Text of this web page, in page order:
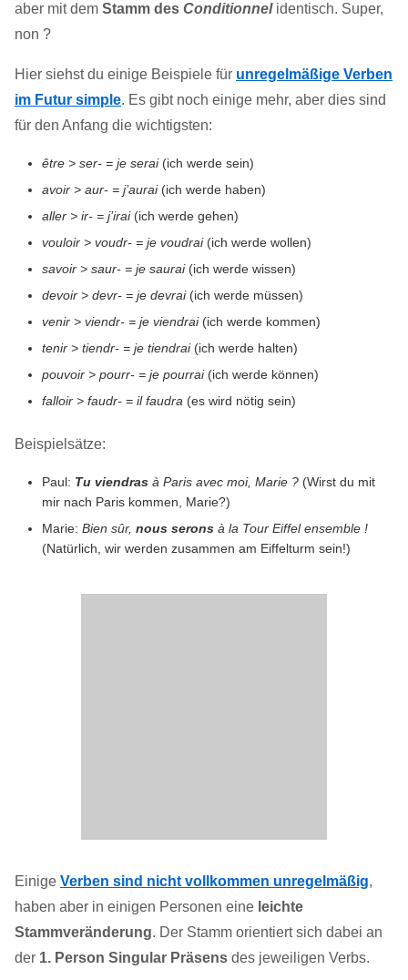
aber mit dem Stamm des Conditionnelidentisch. Super,
non ?
Hier siehst du einige Beispiele für unregelmäßige Verben
im Futur simple. Es gibt noch einige mehr, aber dies sind
für den Anfang die wichtigsten:
être > ser- = je serai(ich werde sein)
avoir > aur- = j’aurai(ich werde haben)
aller > ir- = j’irai(ich werde gehen)
vouloir > voudr- = je voudrai(ich werde wollen)
savoir > saur- = je saurai(ich werde wissen)
devoir > devr- = je devrai(ich werde müssen)
venir > viendr- = je viendrai(ich werde kommen)
tenir > tiendr- = je tiendrai(ich werde halten)
pouvoir > pourr- = je pourrai(ich werde können)
falloir > faudr- = il faudra (es wird nötig sein)
Beispielsätze:
Paul: Tu viendras à Paris avec moi, Marie ? (Wirst du mit
mir nach Paris kommen, Marie?)
Marie: Bien sûr, nous serons à la Tour Eiffel ensemble !
(Natürlich, wir werden zusammen am Eiffelturm sein!)
Einige Verben sind nicht vollkommen unregelmäßig,
haben aber in einigen Personen eine leichte
Stammveränderung. Der Stamm orientiert sich dabei an
der 1. Person Singular Präsens des jeweiligen Verbs.